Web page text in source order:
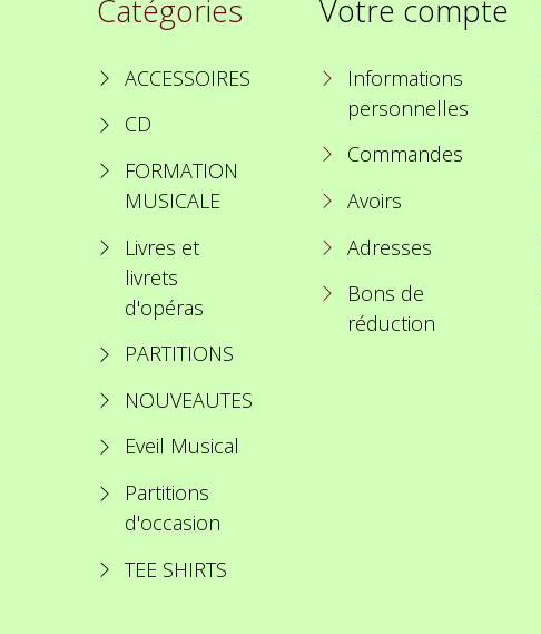
Catégories
ACCESSOIRES
CD
FORMATION
MUSICALE
Livres et
livrets
d'opéras
PARTITIONS
NOUVEAUTES
Eveil Musical
Partitions
d'occasion
TEE SHIRTS
Votre compte
Informations
personnelles
Commandes
Avoirs
Adresses
Bons de
réduction